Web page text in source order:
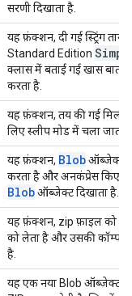
सरणी दिखाता है.
यह फ़ंक्शन, दी गई स्ट्रिंग
Standard Edition
क्लास में बताई गई खास बातों
करता है.
यह फ़ंक्शन, तय की गई
लिए स्लीप मोड में चला जाता
यह फ़ंक्शन, Blobऑब्जेक्ट
करता है और अनकंप्रेस किए गए
Blobऑब्जेक्ट दिखाता है.
यह फ़ंक्शन, zip फ़ाइल को
को लेता है और उसकी
है.
यह एक नया Blob ऑब्जेक्ट